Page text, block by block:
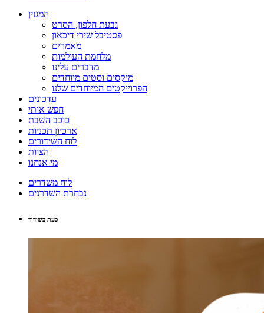
המגזין
גבעת חלפון, הסרט
פסטיבל שירי דיכאון
מאמרים
מלחמת העולמות
מדברים עלינו
מיקסים וסטים מיוחדים
הפרוייקטים המיוחדים שלנו
עדכונים
חפש אותי
כוכב השבת
ארכיון תכניות
לוח השידורים
הצוות
מי אנחנו
לוח משדרים
נבחרת השדרנים
כעת בשידור